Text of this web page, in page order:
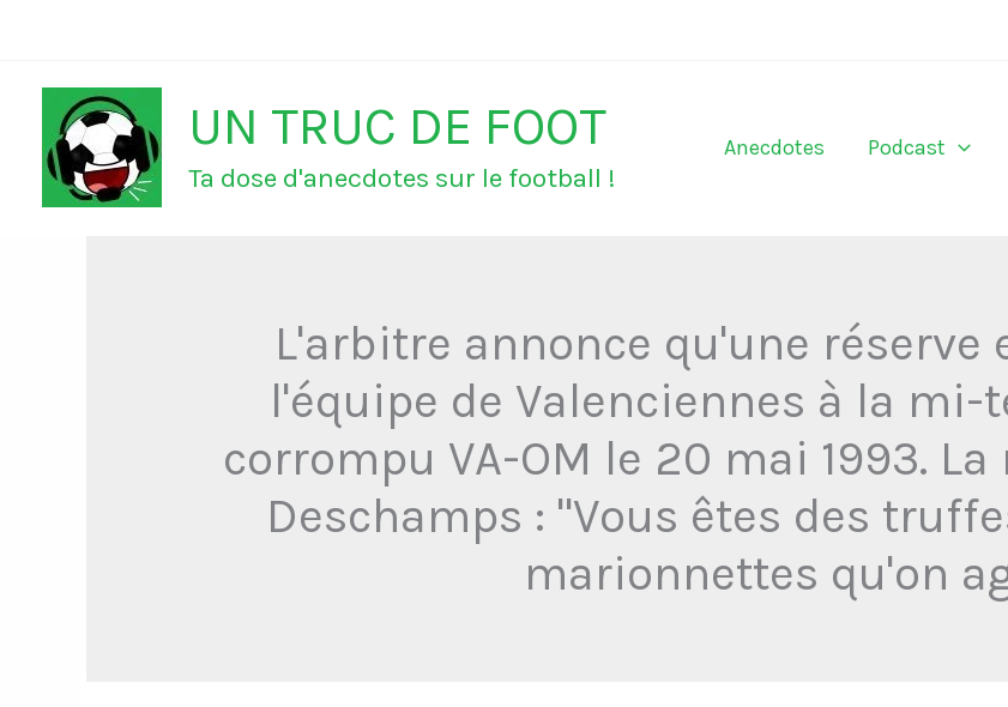
contenu
UN TRUC DE FOOT
Ta dose d'anecdotes sur le football !
Anecdotes Podcast
L'arbitre annonce qu'une réserve
l'équipe de Valenciennes à la
corrompu VA-OM le 20 mai 1993.
Deschamps : "Vous êtes des
marionnettes qu'on